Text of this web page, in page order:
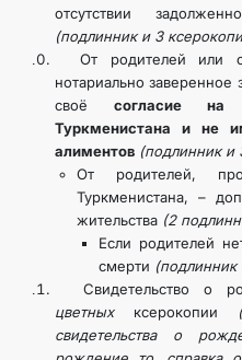
отсутствии
(подлинник и 3
От родителей или от
нотариально
своё согласие на
Туркменистана и не
алиментов (подлинник и
От родителей,
Туркменистана, –
жительства (2
Если родителей
смерти
Свидетельство о
цветных ксерокопии
свидетельства о